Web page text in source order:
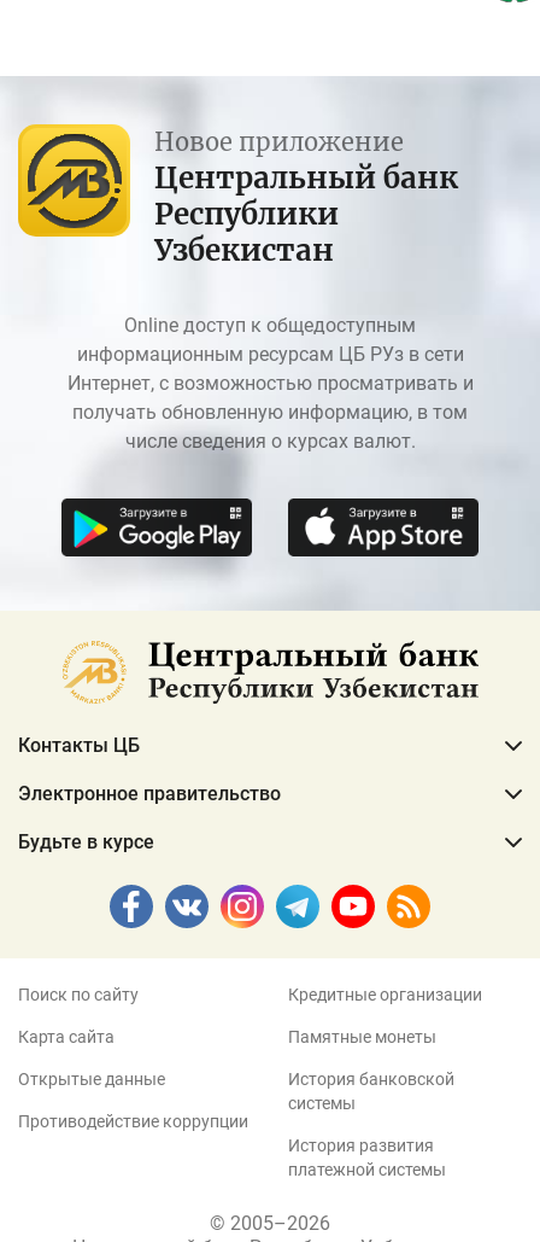
Новое приложение
Центральный банк
Республики
Узбекистан
Online доступ к общедоступным
информационным ресурсам ЦБ РУз в сети
Интернет, с возможностью просматривать и
получать обновленную информацию, в том
числе сведения о курсах валют.
Контакты ЦБ
Электронное правительство
Будьте в курсе
Поиск по сайту
Карта сайта
Открытые данные
Противодействие коррупции
Кредитные организации
Памятные монеты
История банковской
системы
История развития
платежной системы
© 2005–2026